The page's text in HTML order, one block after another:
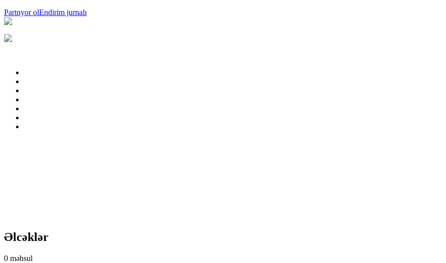
Partnyor olEndirim jurnalı
Əlcəklər
0 məhsul